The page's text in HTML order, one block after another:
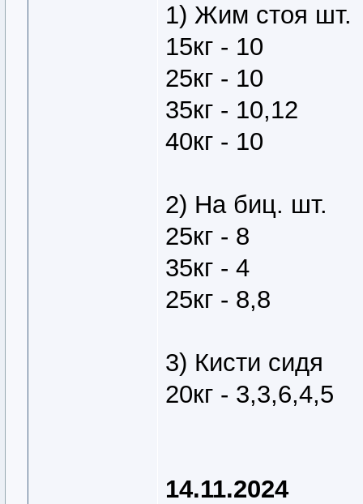
1) Жим стоя шт.
15кг - 10
25кг - 10
35кг - 10,12
40кг - 10
2) На биц. шт.
25кг - 8
35кг - 4
25кг - 8,8
3) Кисти сидя
20кг - 3,3,6,4,5
14.11.2024